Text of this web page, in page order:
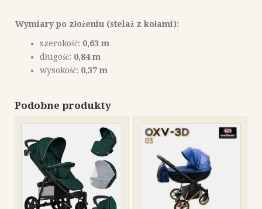
Wymiary po złożeniu (stelaż z kołami):
szerokość: 0,63 m
długość: 0,84 m
wysokość: 0,37 m
Podobne produkty